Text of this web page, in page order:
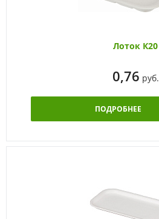
Лоток К20
0,76 руб.
ПОДРОБНЕЕ